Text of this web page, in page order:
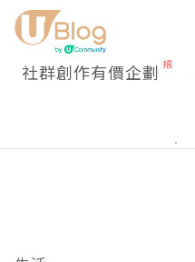
社群創作有價企劃